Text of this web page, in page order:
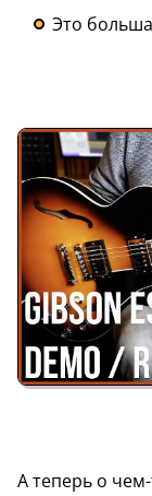
Это
А теперь о